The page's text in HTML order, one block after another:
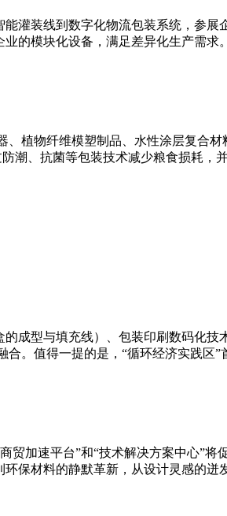
灌装线到数字化物流包装系统，参
的模块化设备，满足差异化生产需求
植物纤维模塑制品、水性涂层复合
潮、抗菌等包装技术减少粮食损耗，
成型与填充线）、包装印刷数码化
。值得一提的是，“循环经济实践区
贸加速平台”和“技术解决方案中心”
保材料的静默革新，从设计灵感的迸